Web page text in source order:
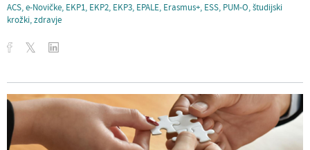
ACS,e-Novičke, EKP1, EKP2, EKP3, EPALE, Erasmus+, ESS, PUM-O,študijski
krožki,zdravje